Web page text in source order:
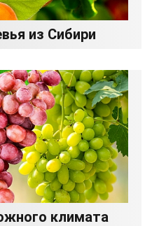
из Сибири
климата